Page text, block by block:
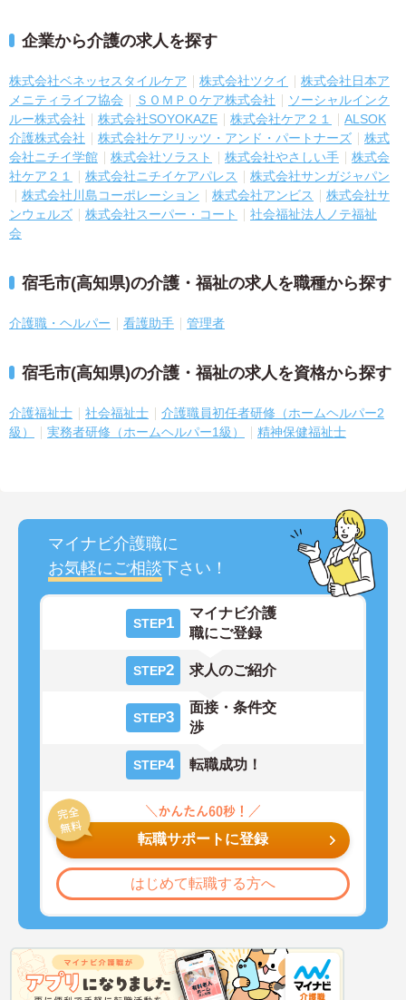
企業から介護の求人を探す
株式会社ベネッセスタイルケア 株式会社ツクイ
株式会社日本ア
メニティライフ協会
ＳＯＭＰＯケア株式会社
ソーシャルインク
ルー株式会社
株式会社SOYOKAZE 株式会社ケア２１
ALSOK
介護株式会社
株式会社ケアリッツ・アンド・パートナーズ
株式
会社ニチイ学館
株式会社ソラスト 株式会社やさしい手
株式会
社ケア２１
株式会社ニチイケアパレス
株式会社サンガジャパン
株式会社川島コーポレーション
株式会社アンビス
株式会社サ
ンウェルズ
株式会社スーパー・コート
社会福祉法人ノテ福祉
会
宿毛市(高知県)の介護・福祉の求人を職種から探す
介護職・ヘルパー 看護助手 管理者
宿毛市(高知県)の介護・福祉の求人を資格から探す
介護福祉士 社会福祉士
介護職員初任者研修（ホームヘルパー2
級）
実務者研修（ホームヘルパー1級） 精神保健福祉士
マイナビ介護職に
お気軽にご相談下さい！
STEP1
マイナビ介護
職にご登録
STEP2 求人のご紹介
STEP3
面接・条件交
渉
STEP4 転職成功！
転職サポートに登録
はじめて転職する方へ